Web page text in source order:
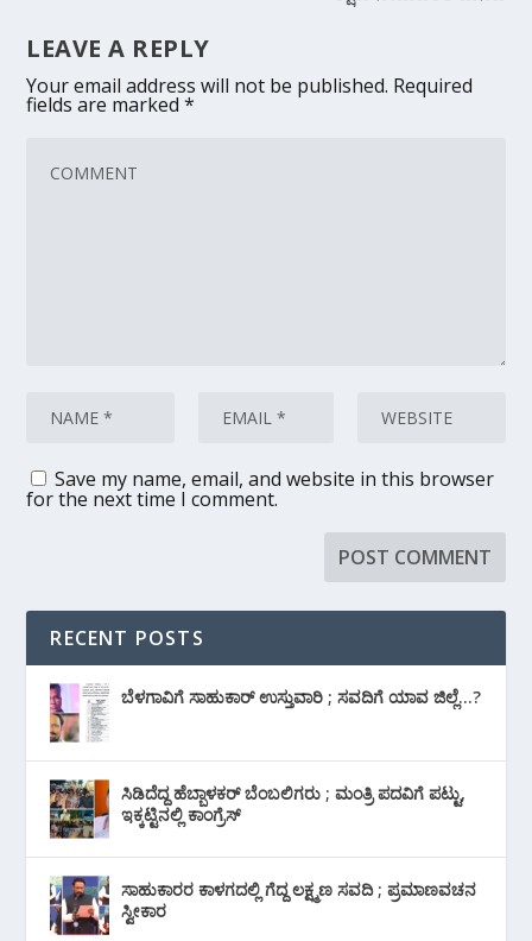
LEAVE A REPLY
Your email address will not be published. Required
fields are marked*
Save my name, email, and website in this browser
for the next time I comment.
RECENT POSTS
ಬೆಳಗಾವಿಗೆ ಸಾಹುಕಾರ್ ಉಸ್ತುವಾರಿ ; ಸವದಿಗೆ ಯಾವ ಜಿಲ್ಲೆ…?
ಸಿಡಿದೆದ್ದ ಹೆಬ್ಬಾಳಕರ್ ಬೆಂಬಲಿಗರು ; ಮಂತ್ರಿ ಪದವಿಗೆ ‌ಪಟ್ಟು,
ಇಕ್ಕಟ್ಟಿನಲ್ಲಿ ಕಾಂಗ್ರೆಸ್
ಸಾಹುಕಾರರ ಕಾಳಗದಲ್ಲಿ ಗೆದ್ದ ಲಕ್ಷ್ಮಣ ಸವದಿ ; ಪ್ರಮಾಣವಚನ
ಸ್ವೀಕಾರ